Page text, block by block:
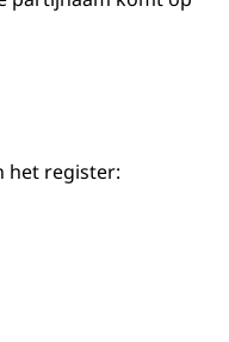
het register: